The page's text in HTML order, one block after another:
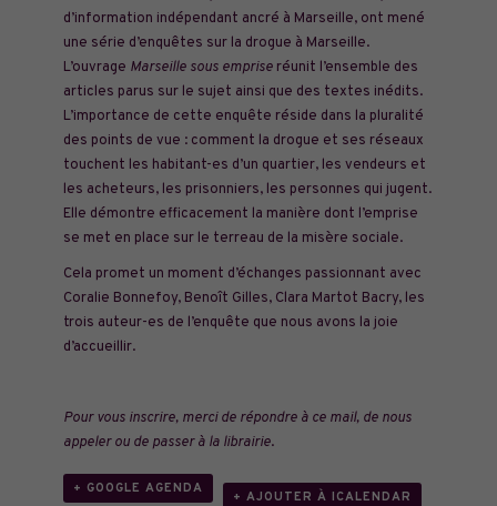
d’information indépendant ancré à Marseille, ont mené
une série d’enquêtes sur la drogue à Marseille.
L’ouvrage Marseille sous empriseréunit l’ensemble des
articles parus sur le sujet ainsi que des textes inédits.
L’importance de cette enquête réside dans la pluralité
des points de vue : comment la drogue et ses réseaux
touchent les habitant-es d’un quartier, les vendeurs et
les acheteurs, les prisonniers, les personnes qui jugent.
Elle démontre efficacement la manière dont l’emprise
se met en place sur le terreau de la misère sociale.
Cela promet un moment d’échanges passionnant avec
Coralie Bonnefoy, Benoît Gilles, Clara Martot Bacry, les
trois auteur-es de l’enquête que nous avons la joie
d’accueillir.
Pour vous inscrire, merci de répondre à ce mail, de nous
appeler ou de passer à la librairie.
+ GOOGLE AGENDA
+ AJOUTER À ICALENDAR